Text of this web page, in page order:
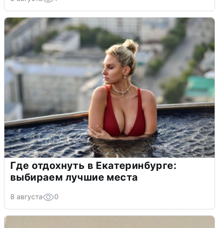
Где отдохнуть в Екатеринбурге:
выбираем лучшие места
8 августа 0